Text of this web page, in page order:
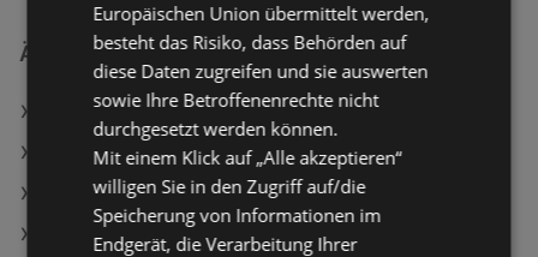
Ähnliche Händler
BILLA PLUS Angebote
Maximarkt Angebote
ADEG Angebote
SPAR Angebote
Europäischen Union übermittelt werden,
besteht das Risiko, dass Behörden auf
diese Daten zugreifen und sie auswerten
sowie Ihre Betroffenenrechte nicht
durchgesetzt werden können.
Mit einem Klick auf „Alle akzeptieren“
willigen Sie in den Zugriff auf/die
Speicherung von Informationen im
Endgerät, die Verarbeitung Ihrer